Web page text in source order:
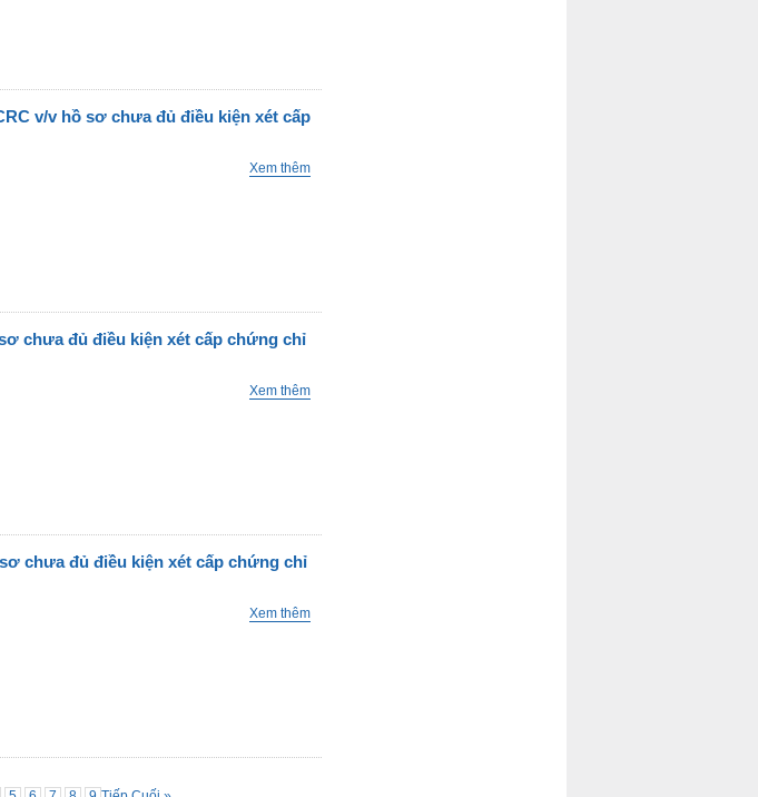
v/v hồ sơ chưa đủ điều kiện xét cấp
Xem thêm
chưa đủ điều kiện xét cấp chứng chỉ
Xem thêm
chưa đủ điều kiện xét cấp chứng chỉ
Xem thêm